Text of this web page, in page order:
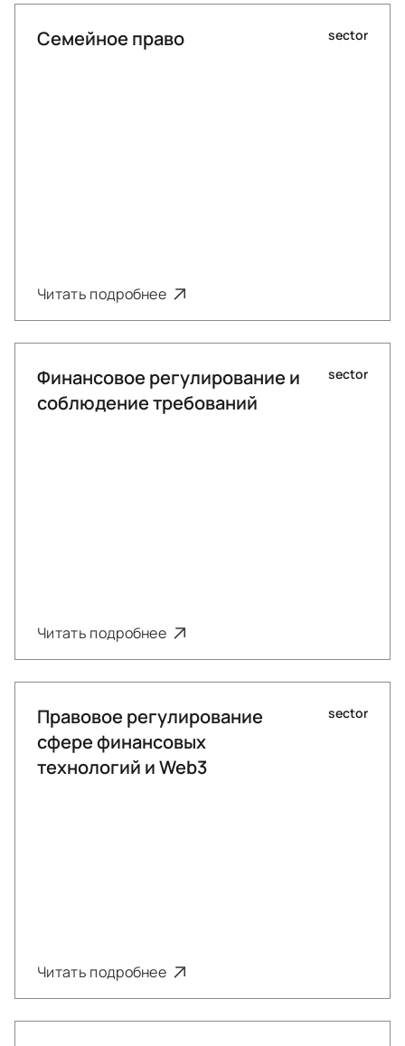
Семейное право sector
Читать подробнее
Финансовое регулирование и
соблюдение требований
sector
Читать подробнее
Правовое регулирование
сфере финансовых
технологий и Web3
sector
Читать подробнее